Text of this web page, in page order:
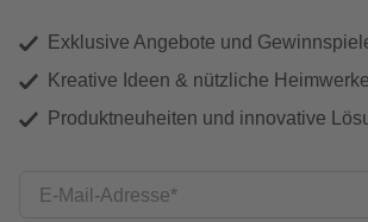
Exklusive Angebote und
Kreative Ideen & nützliche
Produktneuheiten und innovative
E-Mail-Adresse